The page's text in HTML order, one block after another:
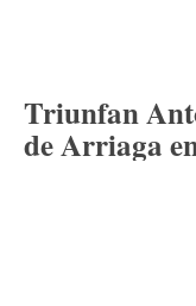
Triunfan
de Arriaga